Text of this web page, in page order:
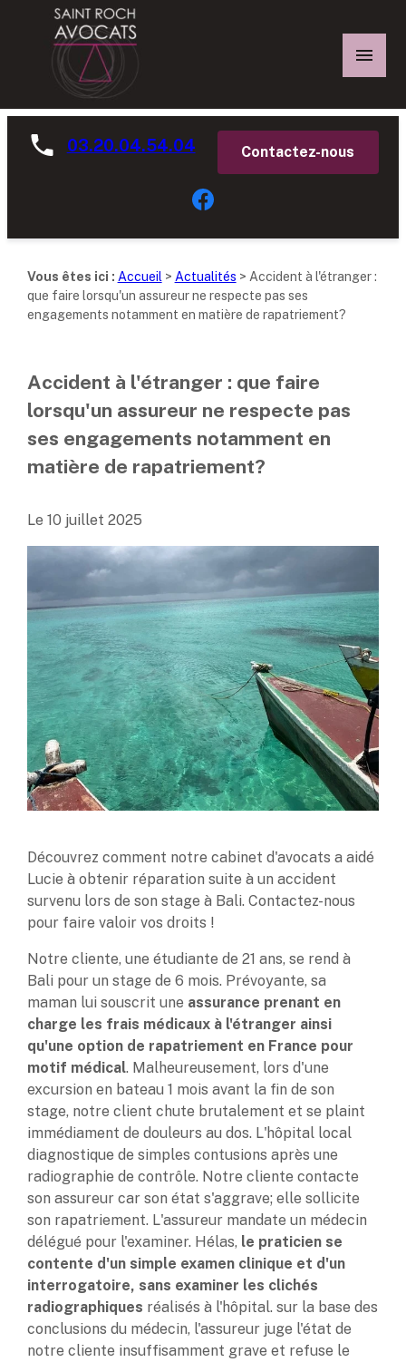
03.20.04.54.04 Contactez-nous
Vous êtes ici : Accueil > Actualités > Accident à l'étranger :
que faire lorsqu'un assureur ne respecte pas ses
engagements notamment en matière de rapatriement?
Accident à l'étranger : que faire
lorsqu'un assureur ne respecte pas
ses engagements notamment en
matière de rapatriement?
Le 10 juillet 2025
Découvrez comment notre cabinet d'avocats a aidé
Lucie à obtenir réparation suite à un accident
survenu lors de son stage à Bali. Contactez-nous
pour faire valoir vos droits !
Notre cliente, une étudiante de 21 ans, se rend à
Bali pour un stage de 6 mois. Prévoyante, sa
maman lui souscrit une assurance prenant en
charge les frais médicaux à l'étranger ainsi
qu'une option de rapatriement en France pour
motif médical. Malheureusement, lors d'une
excursion en bateau 1 mois avant la fin de son
stage, notre client chute brutalement et se plaint
immédiament de douleurs au dos. L'hôpital local
diagnostique de simples contusions après une
radiographie de contrôle. Notre cliente contacte
son assureur car son état s'aggrave; elle sollicite
son rapatriement. L'assureur mandate un médecin
délégué pour l'examiner. Hélas, le praticien se
contente d'un simple examen clinique et d'un
interrogatoire, sans examiner les clichés
radiographiques réalisés à l'hôpital. sur la base des
conclusions du médecin, l'assureur juge l'état de
notre cliente insuffisamment grave et refuse le
Panneau de gestion des cookies